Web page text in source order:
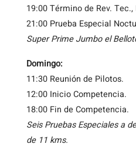
19:00 Término de Rev.
21:00 Prueba Especial
Super Prime Jumbo el
Domingo:
11:30 Reunión de Pilotos.
12:00 Inicio Competencia.
18:00 Fin de Competencia.
Seis Pruebas Especiales a
de 11 kms.